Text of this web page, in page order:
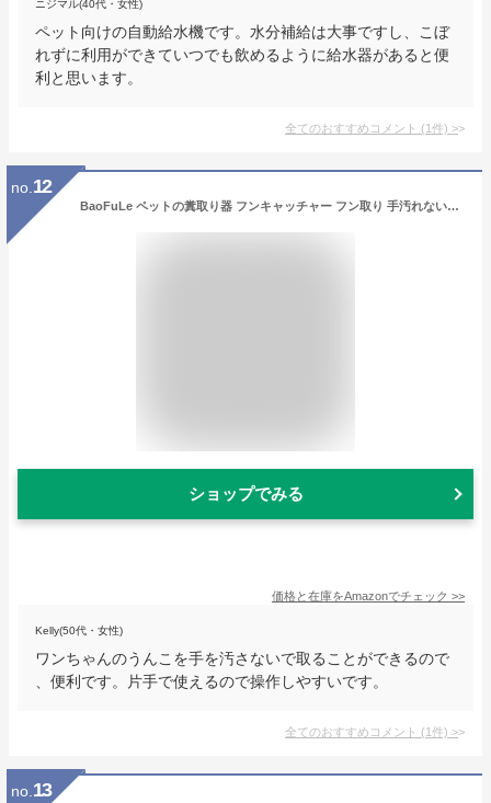
ニジマル(40代・女性)
ペット向けの自動給水機です。水分補給は大事ですし、こぼ
れずに利用ができていつでも飲めるように給水器があると便
利と思います。
全てのおすすめコメント (1件) >
no. 12
BaoFuLe ペットの糞取り器 フンキャッチャー フン取り 手汚れないフン処理 携帯便利 片手操作 使いやすい ペットの散歩グッズの必需品 屋外の犬猫のためのツールをピックアップ (ブルー)
ショップでみる
価格と在庫をAmazonでチェック >>
Kelly(50代・女性)
ワンちゃんのうんこを手を汚さないで取ることができるので
、便利です。片手で使えるので操作しやすいです。
全てのおすすめコメント (1件) >
no. 13